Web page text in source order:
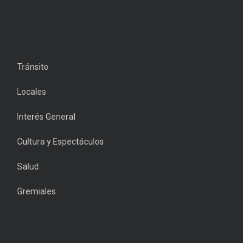
Tránsito
Locales
Interés General
Cultura y Espectáculos
Salud
Gremiales